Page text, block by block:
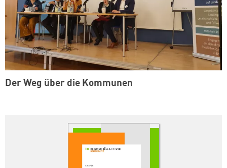
Der Weg über die Kommunen